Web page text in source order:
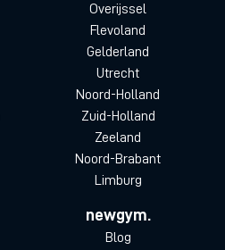
Overijssel
Flevoland
Gelderland
Utrecht
Noord-Holland
Zuid-Holland
Zeeland
Noord-Brabant
Limburg
newgym.
Blog